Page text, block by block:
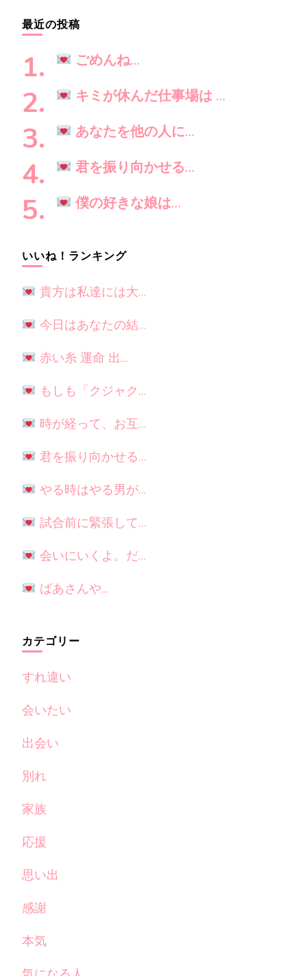
シ
ョ
ン
お
探
し
で
す
か
?
最近の投稿
ごめんね…
キミが休んだ仕事場は …
あなたを他の人に…
君を振り向かせる…
僕の好きな娘は…
いいね！ランキング
貴方は私達には大…
今日はあなたの結…
赤い糸 運命 出…
もしも「クジャク…
時が経って、お互…
君を振り向かせる…
やる時はやる男が…
試合前に緊張して…
会いにいくよ。だ…
ばあさんや...
カテゴリー
すれ違い
会いたい
出会い
別れ
家族
応援
思い出
感謝
本気